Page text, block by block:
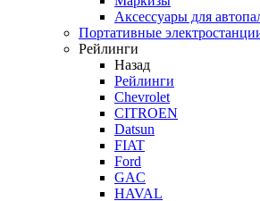
Аксессуары для
Портативные
Рейлинги
Назад
Рейлинги
Chevrolet
CITROEN
Datsun
FIAT
Ford
GAC
HAVAL